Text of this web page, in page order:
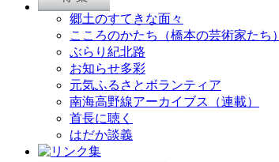
郷土のすてきな面々
こころのかたち（橋本の芸術家たち）
ぶらり紀北路
お知らせ多彩
元気ふるさとボランティア
南海高野線アーカイブス（連載）
首長に聴く
はだか談義